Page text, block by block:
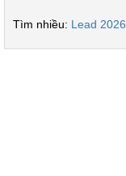
Tìm nhiều: Lead 2026